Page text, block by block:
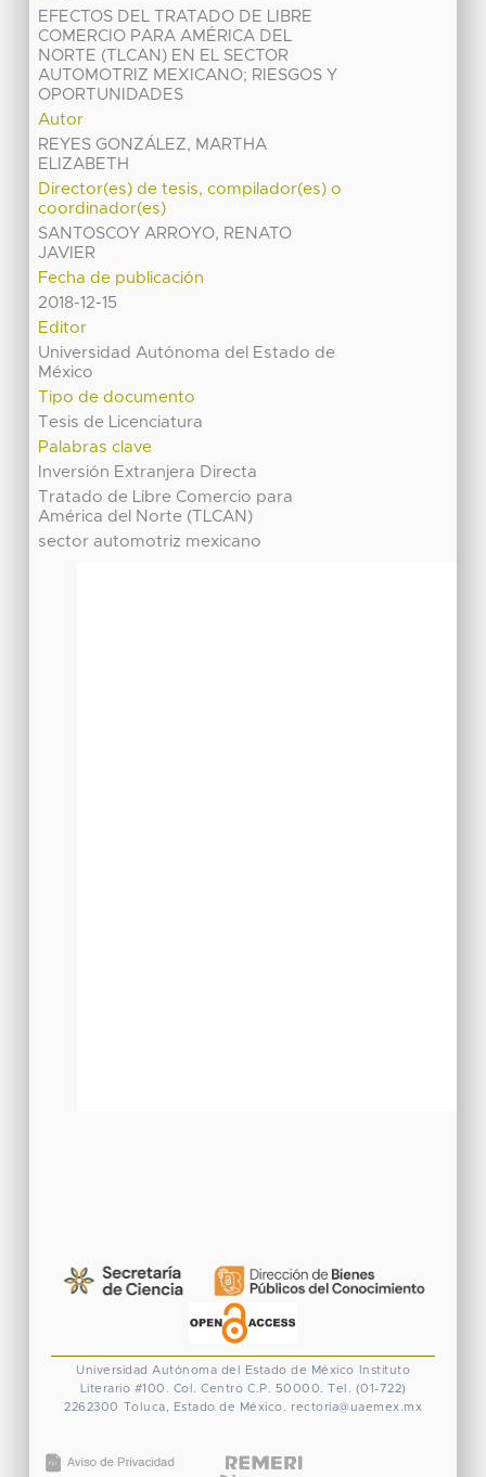
EFECTOS DEL TRATADO DE LIBRE
COMERCIO PARA AMÉRICA DEL
NORTE (TLCAN) EN EL SECTOR
AUTOMOTRIZ MEXICANO; RIESGOS Y
OPORTUNIDADES
Autor
REYES GONZÁLEZ, MARTHA
ELIZABETH
Director(es) de tesis, compilador(es) o
coordinador(es)
SANTOSCOY ARROYO, RENATO
JAVIER
Fecha de publicación
2018-12-15
Editor
Universidad Autónoma del Estado de
México
Tipo de documento
Tesis de Licenciatura
Palabras clave
Inversión Extranjera Directa
Tratado de Libre Comercio para
América del Norte (TLCAN)
sector automotriz mexicano
Universidad Autónoma del Estado de México
Instituto
Literario #100. Col. Centro C.P. 50000. Tel. (01-722)
2262300 Toluca, Estado de México. rectoria@uaemex.mx